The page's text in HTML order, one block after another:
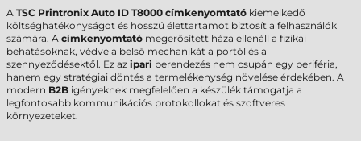
A TSC Printronix Auto ID T8000 címkenyomtató kiemelkedő
költséghatékonyságot és hosszú élettartamot biztosít a felhasználók
számára. A címkenyomtató megerősített háza ellenáll a fizikai
behatásoknak, védve a belső mechanikát a portól és a
szennyeződésektől. Ez az ipari berendezés nem csupán egy periféria,
hanem egy stratégiai döntés a termelékenység növelése érdekében. A
modern B2B igényeknek megfelelően a készülék támogatja a
legfontosabb kommunikációs protokollokat és szoftveres
környezeteket.